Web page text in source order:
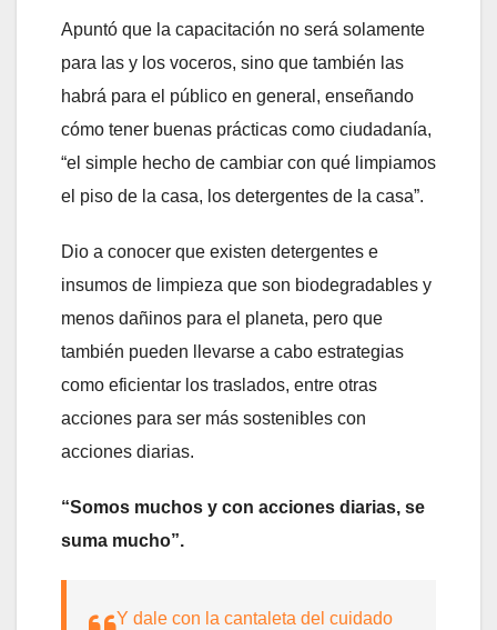
Apuntó que la capacitación no será solamente
para las y los voceros, sino que también las
habrá para el público en general, enseñando
cómo tener buenas prácticas como ciudadanía,
“el simple hecho de cambiar con qué limpiamos
el piso de la casa, los detergentes de la casa”.
Dio a conocer que existen detergentes e
insumos de limpieza que son biodegradables y
menos dañinos para el planeta, pero que
también pueden llevarse a cabo estrategias
como eficientar los traslados, entre otras
acciones para ser más sostenibles con
acciones diarias.
“Somos muchos y con acciones diarias, se
suma mucho”.
Y dale con la cantaleta del cuidado